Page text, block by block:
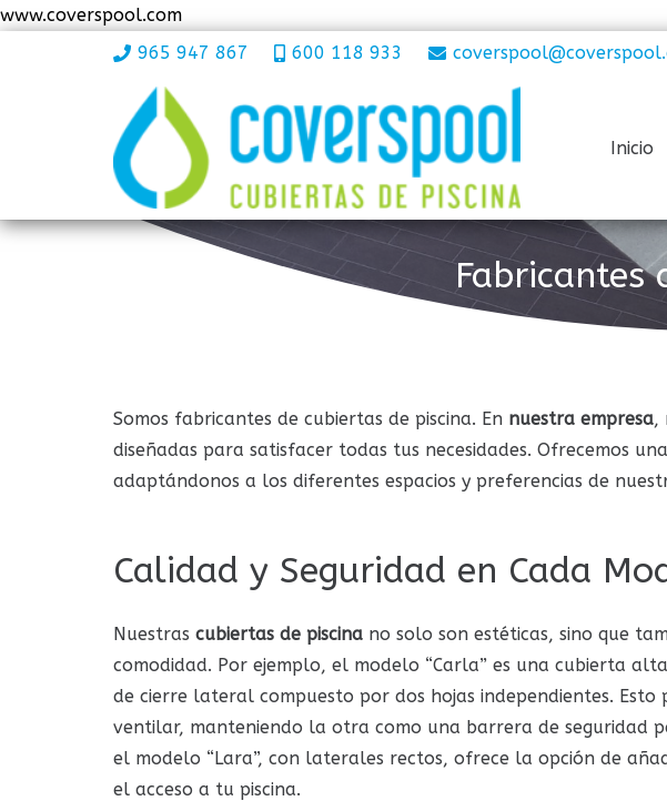
www.coverspool.com
965 947 867
600 118 933
Inicio
Fabricantes
Somos fabricantes de cubiertas de piscina. En nuestra empresa,
diseñadas para satisfacer todas tus necesidades. Ofrecemos
adaptándonos a los diferentes espacios y preferencias de
Calidad y Seguridad en Cada
Nuestras cubiertas de piscina no solo son estéticas, sino que
comodidad. Por ejemplo, el modelo “Carla” es una cubierta
de cierre lateral compuesto por dos hojas independientes.
ventilar, manteniendo la otra como una barrera de seguridad
el modelo “Lara”, con laterales rectos, ofrece la opción de
el acceso a tu piscina.